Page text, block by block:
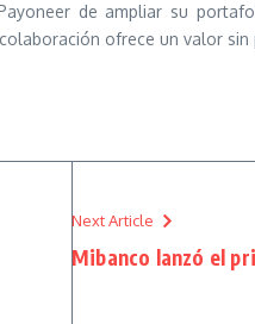
de ampliar su
ofrece un valor
Next Article
Mibanco lanzó el